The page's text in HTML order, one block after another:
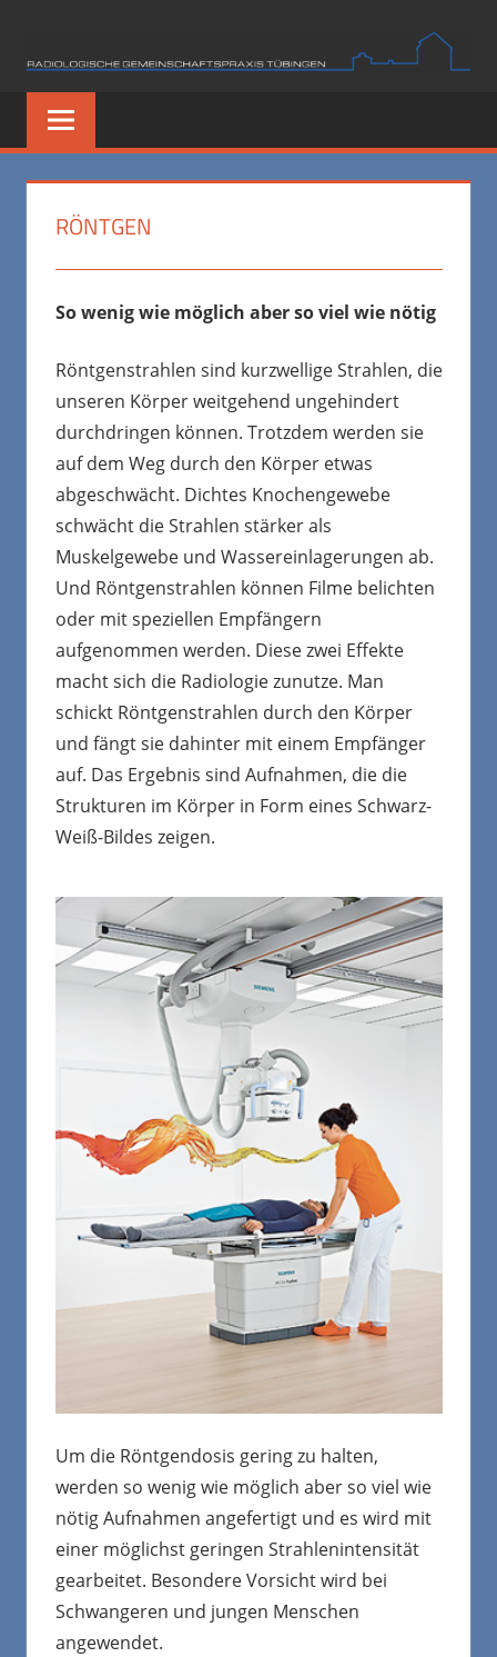
springen
RÖNTGEN
So wenig wie möglich aber so viel wie nötig
Röntgenstrahlen sind kurzwellige Strahlen, die
unseren Körper weitgehend ungehindert
durchdringen können. Trotzdem werden sie
auf dem Weg durch den Körper etwas
abgeschwächt. Dichtes Knochengewebe
schwächt die Strahlen stärker als
Muskelgewebe und Wassereinlagerungen ab.
Und Röntgenstrahlen können Filme belichten
oder mit speziellen Empfängern
aufgenommen werden. Diese zwei Effekte
macht sich die Radiologie zunutze. Man
schickt Röntgenstrahlen durch den Körper
und fängt sie dahinter mit einem Empfänger
auf. Das Ergebnis sind Aufnahmen, die die
Strukturen im Körper in Form eines Schwarz-
Weiß-Bildes zeigen.
Um die Röntgendosis gering zu halten,
werden so wenig wie möglich aber so viel wie
nötig Aufnahmen angefertigt und es wird mit
einer möglichst geringen Strahlenintensität
gearbeitet. Besondere Vorsicht wird bei
Schwangeren und jungen Menschen
angewendet.